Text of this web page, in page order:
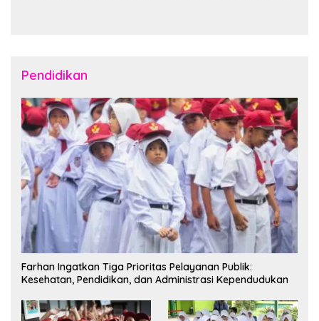
Pendidikan
Farhan Ingatkan Tiga Prioritas Pelayanan Publik:
Kesehatan, Pendidikan, dan Administrasi Kependudukan